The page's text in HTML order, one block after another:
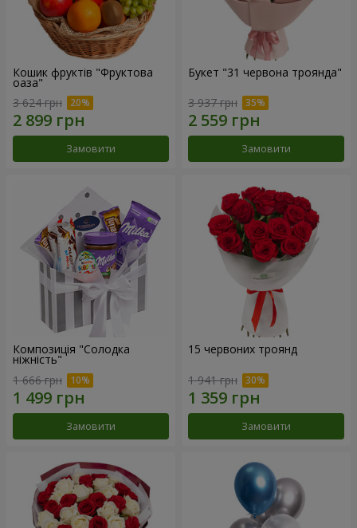
Кошик фруктів "Фруктова
оаза"
3 624 грн
Замовити
Букет "31 червона троянда"
3 937 грн
Замовити
Композиція "Солодка
ніжність"
1 666 грн
Замовити
15 червоних троянд
1 941 грн
Замовити